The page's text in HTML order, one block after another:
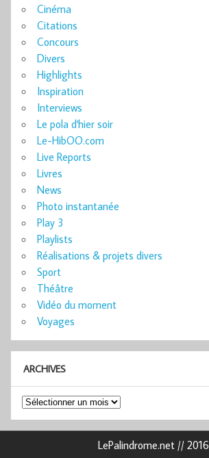
Cinéma
Citations
Concours
Divers
Highlights
Inspiration
Interviews
Le pola d'hier soir
Le-HibOO.com
Live Reports
Livres
News
Photo instantanée
Play 3
Playlists
Réalisations & projets divers
Sport
Théâtre
Vidéo du moment
Voyages
ARCHIVES
Archives
LePalindrome.net // 2016